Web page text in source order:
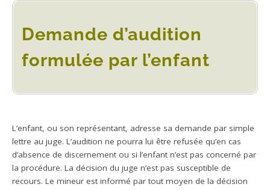
Demande d’audition
formulée par l’enfant
L’enfant, ou son représentant, adresse sa demande par simple
lettre au juge. L’audition ne pourra lui être refusée qu’en cas
d’absence de discernement ou si l’enfant n’est pas concerné par
la procédure. La décision du juge n’est pas susceptible de
recours. Le mineur est informé par tout moyen de la décision